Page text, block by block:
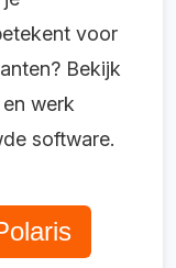
voor
Bekijk
en werk
software.